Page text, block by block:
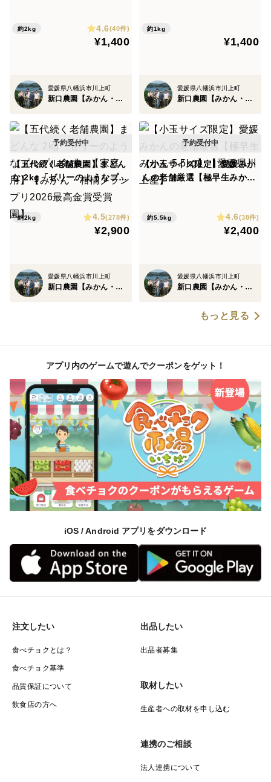
約2kg 4.6(40件)
¥1,400
愛媛県八幡浜市川上町
新口農園【みかん・柑橘グランプリ2026最高金賞受賞】
約1kg
¥1,400
愛媛県八幡浜市川上町
新口農園【みかん・柑橘グランプリ2026最高金賞受賞】
【五代続く老舗農園】まどん
な 2kg「ゼリーのようなプル
プル食感」【家庭用】【みか
ん・柑橘グランプリ2026最高
金賞受賞園】
約2kg 4.5(278件)
¥2,900
愛媛県八幡浜市川上町
新口農園【みかん・柑橘グランプリ2026最高金賞受賞】
【小玉サイズ限定】愛媛みか
んの老舗厳選【極早生みかん
約5.5kg 4.6(38件)
¥2,400
愛媛県八幡浜市川上町
新口農園【みかん・柑橘グランプリ2026最高金賞受賞】
もっと見る
アプリ内のゲームで遊んでクーポンをゲット！
iOS / Android アプリをダウンロード
注文したい
食べチョクとは？
食べチョク基準
品質保証について
飲食店の方へ
出品したい
出品者募集
取材したい
生産者への取材を申し込む
連携のご相談
法人連携について